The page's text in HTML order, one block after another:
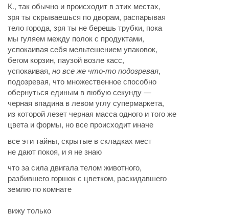
К., так обычно и происходит в этих местах,
зря ты скрываешься по дворам, распарывая
тело города, зря ты не берешь трубки, пока
мы гуляем между полок с продуктами,
успокаивая себя мельтешением упаковок,
бегом корзин, паузой возле касс,
успокаивая, но все же что-то подозревая,
подозревая, что множественное способно
обернуться единым в любую секунду —
черная впадина в левом углу супермаркета,
из которой лезет черная масса одного и того же
цвета и формы, но все происходит иначе
все эти тайны, скрытые в складках мест
не дают покоя, и я не знаю
что за сила двигала телом животного,
разбившего горшок с цветком, раскидавшего
землю по комнате
вижу только